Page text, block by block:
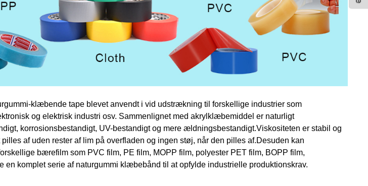
klæbende tape blevet anvendt i vid udstrækning til forskellige industrier som
og elektrisk industri osv. Sammenlignet med akrylklæbemiddel er naturligt
korrosionsbestandigt, UV-bestandigt og mere ældningsbestandigt.Viskositeten er stabil og
af uden rester af lim på overfladen og ingen støj, når den pilles af.Desuden kan
bærefilm som PVC film, PE film, MOPP film, polyester PET film, BOPP film,
en komplet serie af naturgummi klæbebånd til at opfylde industrielle produktionskrav.